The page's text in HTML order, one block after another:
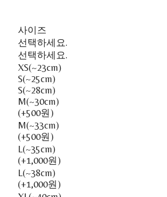
사이즈
선택하세요.
선택하세요.
XS(~23cm)
S(~25cm)
S(~28cm)
M(~30cm)
(+500원)
M(~33cm)
(+500원)
L(~35cm)
(+1,000원)
L(~38cm)
(+1,000원)